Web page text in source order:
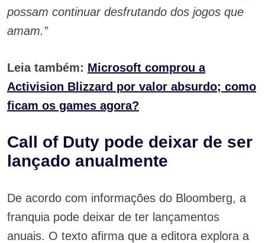
possam continuar desfrutando dos jogos que
amam.”
Leia também: Microsoft comprou a
Activision Blizzard por valor absurdo; como
ficam os games agora?
Call of Duty pode deixar de ser
lançado anualmente
De acordo com informações do Bloomberg, a
franquia pode deixar de ter lançamentos
anuais. O texto afirma que a editora explora a